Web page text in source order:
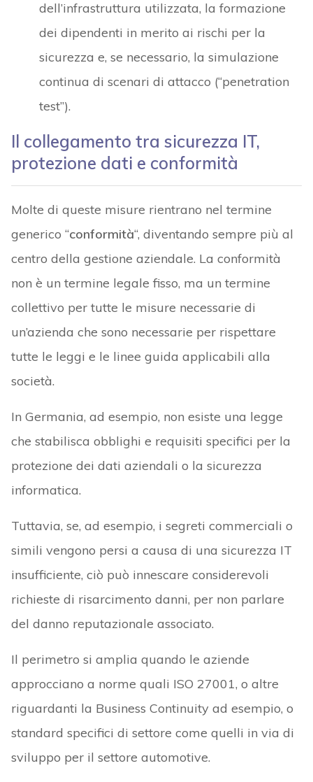
dell’infrastruttura utilizzata, la formazione
dei dipendenti in merito ai rischi per la
sicurezza e, se necessario, la simulazione
continua di scenari di attacco (“penetration
test”).
Il collegamento tra sicurezza IT,
protezione dati e conformità
Molte di queste misure rientrano nel termine
generico “conformità“, diventando sempre più al
centro della gestione aziendale. La conformità
non è un termine legale fisso, ma un termine
collettivo per tutte le misure necessarie di
un’azienda che sono necessarie per rispettare
tutte le leggi e le linee guida applicabili alla
società.
In Germania, ad esempio, non esiste una legge
che stabilisca obblighi e requisiti specifici per la
protezione dei dati aziendali o la sicurezza
informatica.
Tuttavia, se, ad esempio, i segreti commerciali o
simili vengono persi a causa di una sicurezza IT
insufficiente, ciò può innescare considerevoli
richieste di risarcimento danni, per non parlare
del danno reputazionale associato.
Il perimetro si amplia quando le aziende
approcciano a norme quali ISO 27001, o altre
riguardanti la Business Continuity ad esempio, o
standard specifici di settore come quelli in via di
sviluppo per il settore automotive.